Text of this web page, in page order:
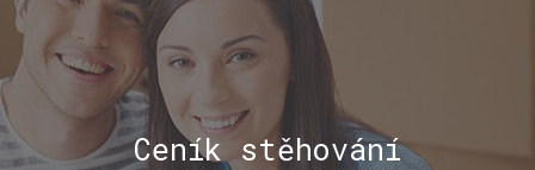
Ceník stěhování